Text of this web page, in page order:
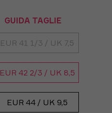
GUIDA TAGLIE
EUR 41 1/3 / UK 7,5
EUR 42 2/3 / UK 8,5
EUR 44 / UK 9,5